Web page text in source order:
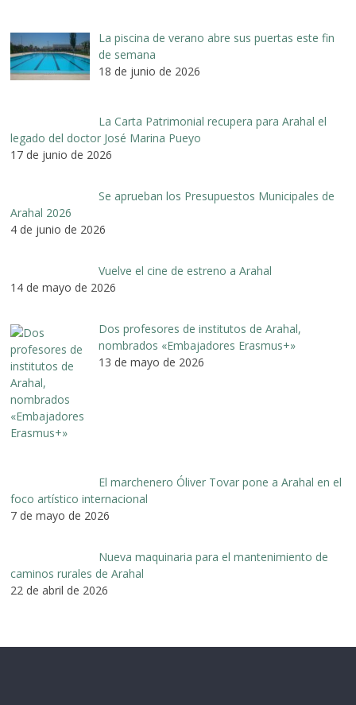
La piscina de verano abre sus puertas este fin
de semana
18 de junio de 2026
La Carta Patrimonial recupera para Arahal el
legado del doctor José Marina Pueyo
17 de junio de 2026
Se aprueban los Presupuestos Municipales de
Arahal 2026
4 de junio de 2026
Vuelve el cine de estreno a Arahal
14 de mayo de 2026
Dos profesores de institutos de Arahal,
nombrados «Embajadores Erasmus+»
13 de mayo de 2026
El marchenero Óliver Tovar pone a Arahal en el
foco artístico internacional
7 de mayo de 2026
Nueva maquinaria para el mantenimiento de
caminos rurales de Arahal
22 de abril de 2026